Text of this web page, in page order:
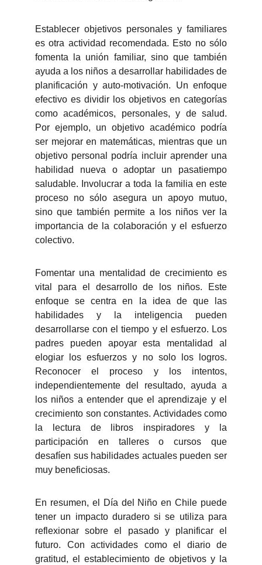
Establecer objetivos personales y familiares
es otra actividad recomendada. Esto no sólo
fomenta la unión familiar, sino que también
ayuda a los niños a desarrollar habilidades de
planificación y auto-motivación. Un enfoque
efectivo es dividir los objetivos en categorías
como académicos, personales, y de salud.
Por ejemplo, un objetivo académico podría
ser mejorar en matemáticas, mientras que un
objetivo personal podría incluir aprender una
habilidad nueva o adoptar un pasatiempo
saludable. Involucrar a toda la familia en este
proceso no sólo asegura un apoyo mutuo,
sino que también permite a los niños ver la
importancia de la colaboración y el esfuerzo
colectivo.
Fomentar una mentalidad de crecimiento es
vital para el desarrollo de los niños. Este
enfoque se centra en la idea de que las
habilidades y la inteligencia pueden
desarrollarse con el tiempo y el esfuerzo. Los
padres pueden apoyar esta mentalidad al
elogiar los esfuerzos y no solo los logros.
Reconocer el proceso y los intentos,
independientemente del resultado, ayuda a
los niños a entender que el aprendizaje y el
crecimiento son constantes. Actividades como
la lectura de libros inspiradores y la
participación en talleres o cursos que
desafíen sus habilidades actuales pueden ser
muy beneficiosas.
En resumen, el Día del Niño en Chile puede
tener un impacto duradero si se utiliza para
reflexionar sobre el pasado y planificar el
futuro. Con actividades como el diario de
gratitud, el establecimiento de objetivos y la